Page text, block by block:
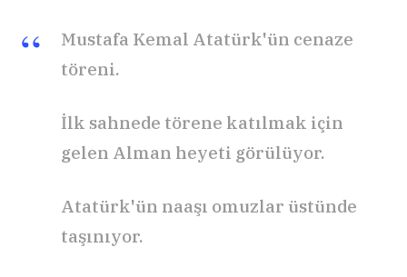
Mustafa Kemal Atatürk'ün cenaze
töreni.
İlk sahnede törene katılmak için
gelen Alman heyeti görülüyor.
Atatürk'ün naaşı omuzlar üstünde
taşınıyor.